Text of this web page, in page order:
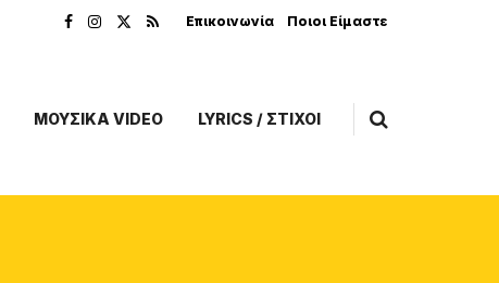
Επικοινωνία Ποιοι Είμαστε
ΜΟΥΣΙΚΑ VIDEO LYRICS / ΣΤΙΧΟΙ